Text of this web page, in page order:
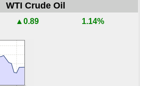
WTI Crude Oil
▲0.89 1.14%